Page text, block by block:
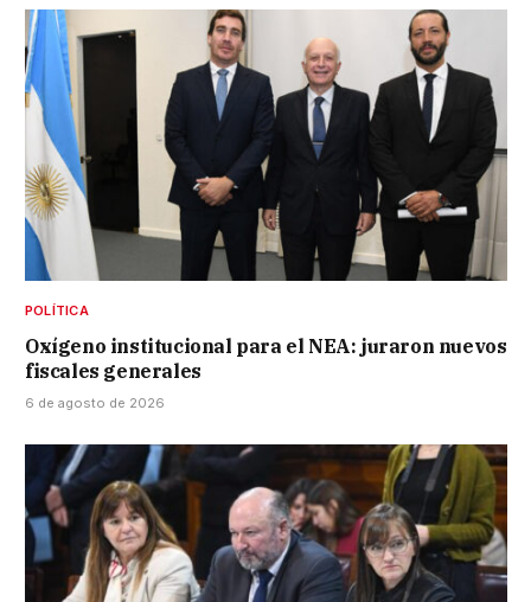
POLÍTICA
Oxígeno institucional para el NEA: juraron nuevos
fiscales generales
6 de agosto de 2026